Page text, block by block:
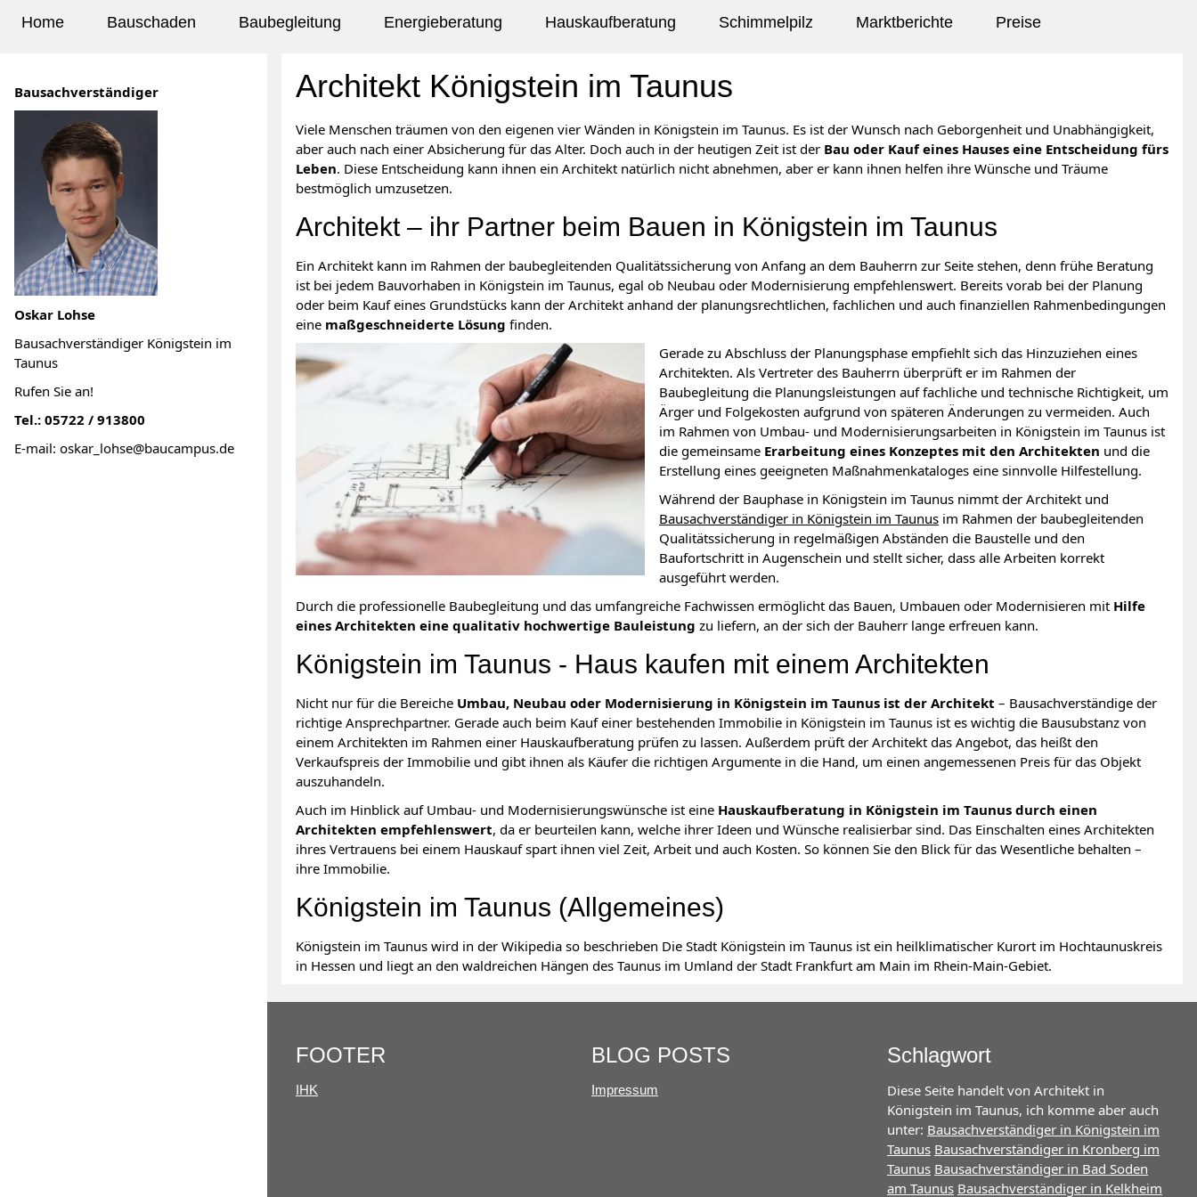
Home Bauschaden Baubegleitung Energieberatung Hauskaufberatung Schimmelpilz Marktberichte Preise
Bausachverständiger
Oskar Lohse
Bausachverständiger Königstein im
Taunus
Rufen Sie an!
Tel.: 05722 / 913800
E-mail: oskar_lohse@baucampus.de
Architekt Königstein im Taunus
Viele Menschen träumen von den eigenen vier Wänden in Königstein im Taunus. Es ist der Wunsch nach Geborgenheit und Unabhängigkeit,
aber auch nach einer Absicherung für das Alter. Doch auch in der heutigen Zeit ist der Bau oder Kauf eines Hauses eine Entscheidung fürs
Leben. Diese Entscheidung kann ihnen ein Architekt natürlich nicht abnehmen, aber er kann ihnen helfen ihre Wünsche und Träume
bestmöglich umzusetzen.
Architekt – ihr Partner beim Bauen in Königstein im Taunus
Ein Architekt kann im Rahmen der baubegleitenden Qualitätssicherung von Anfang an dem Bauherrn zur Seite stehen, denn frühe Beratung
ist bei jedem Bauvorhaben in Königstein im Taunus, egal ob Neubau oder Modernisierung empfehlenswert. Bereits vorab bei der Planung
oder beim Kauf eines Grundstücks kann der Architekt anhand der planungsrechtlichen, fachlichen und auch finanziellen Rahmenbedingungen
eine maßgeschneiderte Lösung finden.
Gerade zu Abschluss der Planungsphase empfiehlt sich das Hinzuziehen eines
Architekten. Als Vertreter des Bauherrn überprüft er im Rahmen der
Baubegleitung die Planungsleistungen auf fachliche und technische Richtigkeit, um
Ärger und Folgekosten aufgrund von späteren Änderungen zu vermeiden. Auch
im Rahmen von Umbau- und Modernisierungsarbeiten in Königstein im Taunus ist
die gemeinsame Erarbeitung eines Konzeptes mit den Architekten und die
Erstellung eines geeigneten Maßnahmenkataloges eine sinnvolle Hilfestellung.
Während der Bauphase in Königstein im Taunus nimmt der Architekt und
Bausachverständiger in Königstein im Taunus im Rahmen der baubegleitenden
Qualitätssicherung in regelmäßigen Abständen die Baustelle und den
Baufortschritt in Augenschein und stellt sicher, dass alle Arbeiten korrekt
ausgeführt werden.
Durch die professionelle Baubegleitung und das umfangreiche Fachwissen ermöglicht das Bauen, Umbauen oder Modernisieren mit Hilfe
eines Architekten eine qualitativ hochwertige Bauleistung zu liefern, an der sich der Bauherr lange erfreuen kann.
Königstein im Taunus - Haus kaufen mit einem Architekten
Nicht nur für die Bereiche Umbau, Neubau oder Modernisierung in Königstein im Taunus ist der Architekt – Bausachverständige der
richtige Ansprechpartner. Gerade auch beim Kauf einer bestehenden Immobilie in Königstein im Taunus ist es wichtig die Bausubstanz von
einem Architekten im Rahmen einer Hauskaufberatung prüfen zu lassen. Außerdem prüft der Architekt das Angebot, das heißt den
Verkaufspreis der Immobilie und gibt ihnen als Käufer die richtigen Argumente in die Hand, um einen angemessenen Preis für das Objekt
auszuhandeln.
Auch im Hinblick auf Umbau- und Modernisierungswünsche ist eine Hauskaufberatung in Königstein im Taunus durch einen
Architekten empfehlenswert, da er beurteilen kann, welche ihrer Ideen und Wünsche realisierbar sind. Das Einschalten eines Architekten
ihres Vertrauens bei einem Hauskauf spart ihnen viel Zeit, Arbeit und auch Kosten. So können Sie den Blick für das Wesentliche behalten –
ihre Immobilie.
Königstein im Taunus (Allgemeines)
Königstein im Taunus wird in der Wikipedia so beschrieben Die Stadt Königstein im Taunus ist ein heilklimatischer Kurort im Hochtaunuskreis
in Hessen und liegt an den waldreichen Hängen des Taunus im Umland der Stadt Frankfurt am Main im Rhein-Main-Gebiet.
FOOTER
IHK
BLOG POSTS
Impressum
Schlagwort
Diese Seite handelt von Architekt in
Königstein im Taunus, ich komme aber auch
unter: Bausachverständiger in Königstein im
Taunus Bausachverständiger in Kronberg im
Taunus Bausachverständiger in Bad Soden
am Taunus Bausachverständiger in Kelkheim